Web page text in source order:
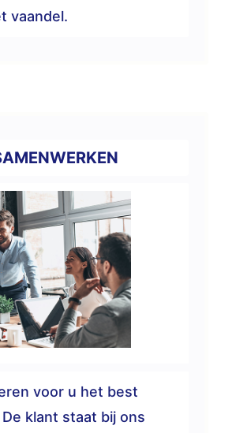
vaandel.
voor u het best
klant staat bij ons